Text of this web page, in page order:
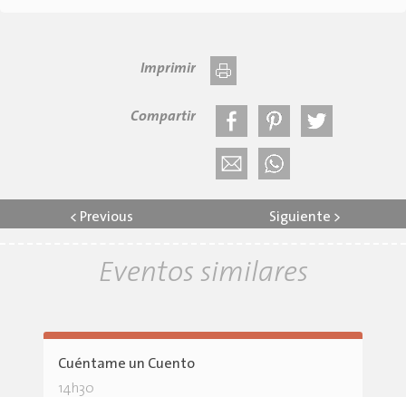
Imprimir
Compartir
< Previous Siguiente >
Eventos similares
Cuéntame un Cuento
14h30